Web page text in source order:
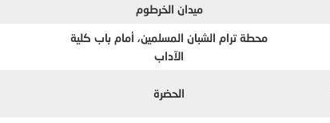
ميدان الخرطوم
محطة ترام الشبان المسلمين، أمام باب كلية
الآداب
الحضرة